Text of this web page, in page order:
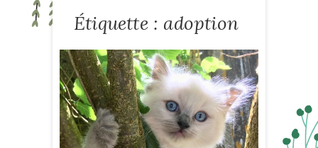
Étiquette : adoption